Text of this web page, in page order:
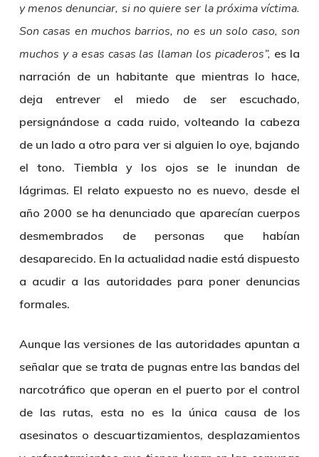
y menos denunciar, si no quiere ser la próxima víctima.
Son casas en muchos barrios, no es un solo caso, son
muchos y a esas casas las llaman los picaderos”, es la
narración de un habitante que mientras lo hace,
deja entrever el miedo de ser escuchado,
persignándose a cada ruido, volteando la cabeza
de un lado a otro para ver si alguien lo oye, bajando
el tono. Tiembla y los ojos se le inundan de
lágrimas. El relato expuesto no es nuevo, desde el
año 2000 se ha denunciado que aparecían cuerpos
desmembrados de personas que habían
desaparecido. En la actualidad nadie está dispuesto
a acudir a las autoridades para poner denuncias
formales.
Aunque las versiones de las autoridades apuntan a
señalar que se trata de pugnas entre las bandas del
narcotráfico que operan en el puerto por el control
de las rutas, esta no es la única causa de los
asesinatos o descuartizamientos, desplazamientos